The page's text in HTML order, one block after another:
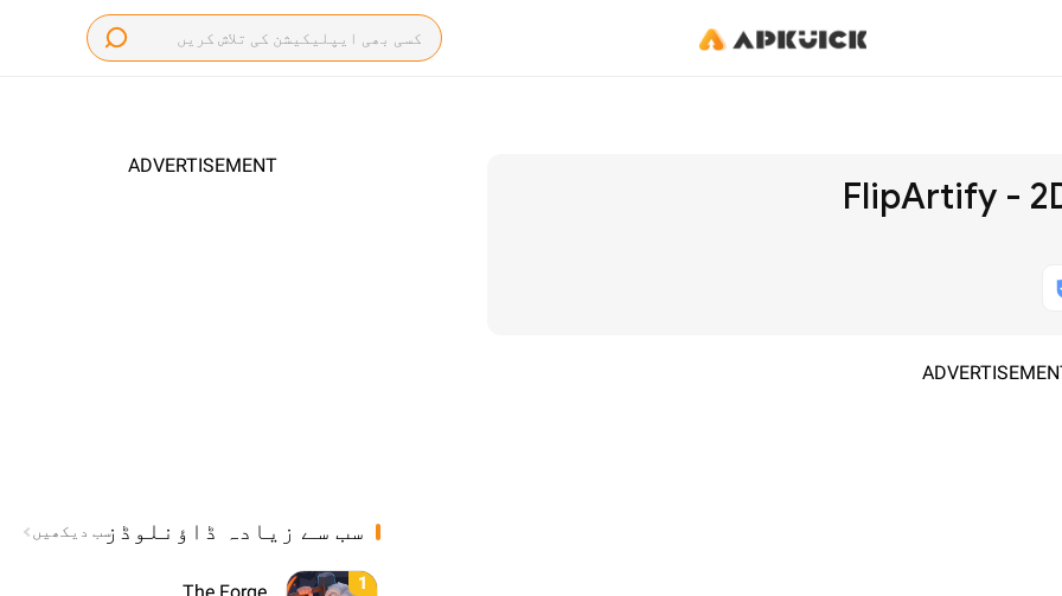
FlipArtify -
ADVERTISEMENT
سب سے زیادہ ڈاؤنلوڈزسب دیکھیں
1
The Forge